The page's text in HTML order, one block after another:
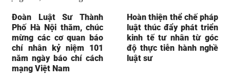
Đoàn Luật Sư Thành
Phố Hà Nội thăm, chúc
mừng các cơ quan báo
chí nhân kỷ niệm 101
năm ngày báo chí cách
mạng Việt Nam
Hoàn thiện thể chế pháp
luật thúc đẩy phát triển
kinh tế tư nhân từ góc
độ thực tiễn hành nghề
luật sư